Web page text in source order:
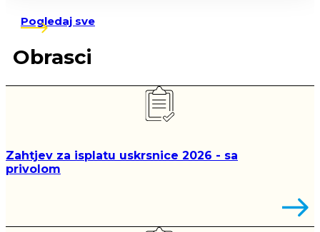
Pogledaj sve
Obrasci
Zahtjev za isplatu uskrsnice 2026 - sa
privolom